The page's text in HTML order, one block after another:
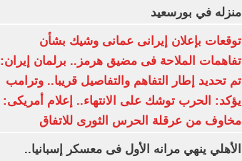
منزله في بورسعيد
توقعات بإعلان إيرانى عمانى وشيك بشأن
تفاهمات الملاحة فى مضيق هرمز.. برلمان إيران:
تم تحديد إطار التفاهم والتفاصيل قريبا.. وترامب
يؤكد: الحرب توشك على الانتهاء.. إعلام أمريكى:
مخاوف من عرقلة الحرس الثورى للاتفاق
الأهلي ينهي مرانه الأول فى معسكر إسبانيا..